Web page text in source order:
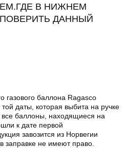
В НИЖНЕМ
ДАННЫЙ
газового баллона Ragasco
даты, которая выбита на ручке
баллоны, находящиеся на
к дате первой
завозится из Норвегии
заправке не имеют право.